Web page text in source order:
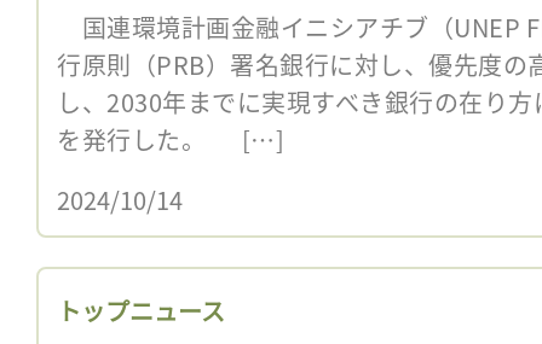
国連環境計画金融イニシアチブ（UNEP
行原則（PRB）署名銀行に対し、優先度の
し、2030年までに実現すべき銀行の在り
を発行した。 […]
2024/10/14
トップニュース